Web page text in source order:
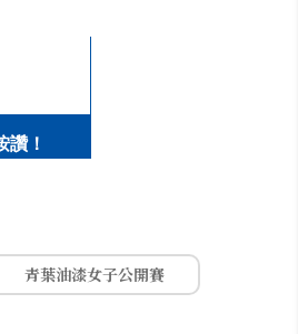
讚！
青葉油漆女子公開賽